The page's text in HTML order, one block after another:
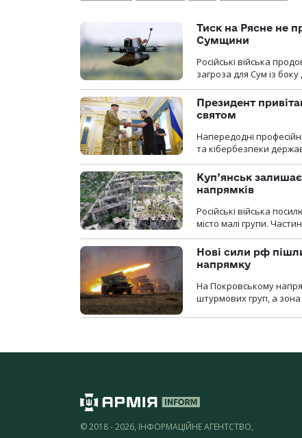
Тиск на Рясне не
Сумщини
Російські війська
загроза для Сум із боку
Президент
святом
Напередодні
та кібербезпеки
Куп’янськ
напрямків
Російські війська
місто малі групи.
Нові сили рф
напрямку
На Покровському
штурмових груп, а зона
© 2018 - 2026, ІНФОРМАЦІЙНЕ АГЕНТСТВО,